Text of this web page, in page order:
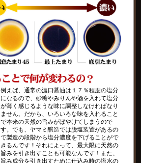
例えば、通常の濃口醤油は１７％程度の塩分
になるので、砂糖やみりんや酒を入れて塩分
が薄く感じるような味に調整しなければなり
ません。だから、いろいろな味を入れること
で本来の天然の旨みがぼやけてしまうので
す。でも、ヤマミ醸造では脱塩装置があるの
で製造の段階から塩分濃度を下げることがで
きるんです！それによって、最大限に天然の
旨みを引き出すことも可能なんです！また、
旨み成分を引き出すために仕込み時の塩水の